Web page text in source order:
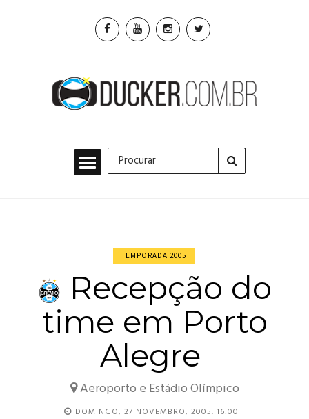
TEMPORADA 2005
Recepção do
time em Porto
Alegre
Aeroporto e Estádio Olímpico
DOMINGO, 27 NOVEMBRO, 2005. 16:00